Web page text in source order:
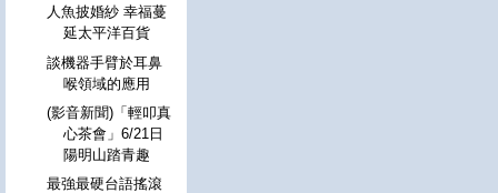
人魚披婚紗 幸福蔓
延太平洋百貨
談機器手臂於耳鼻
喉領域的應用
(影音新聞)「輕叩真
心茶會」6/21日
陽明山踏青趣
最強最硬台語搖滾